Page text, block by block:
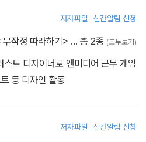
회장을 역임하였으며, 서울시청, 경
책 및 프로젝트 자문 활동에 참여하
저자파일 신간알림 신청
작정 따라하기> … 총 2종 (모두보기)
디자이너로 앤미디어 근무 게임
등 디자인 활동
저자파일 신간알림 신청